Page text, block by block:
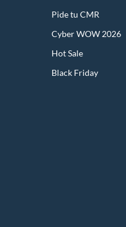
Pide tu CMR
Cyber WOW 2026
Hot Sale
Black Friday